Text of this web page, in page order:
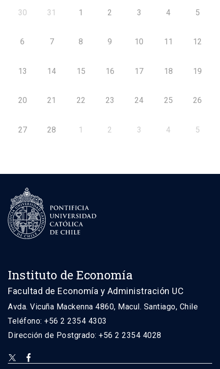
30 31 1 2 3 4 5
6 7 8 9 10 11 12
13 14 15 16 17 18 19
20 21 22 23 24 25 26
27 28 1 2 3 4 5
Instituto de Economía
Facultad de Economía y Administración UC
Avda. Vicuña Mackenna 4860, Macul. Santiago, Chile
Teléfono: +56 2 2354 4303
Dirección de Postgrado: +56 2 2354 4028